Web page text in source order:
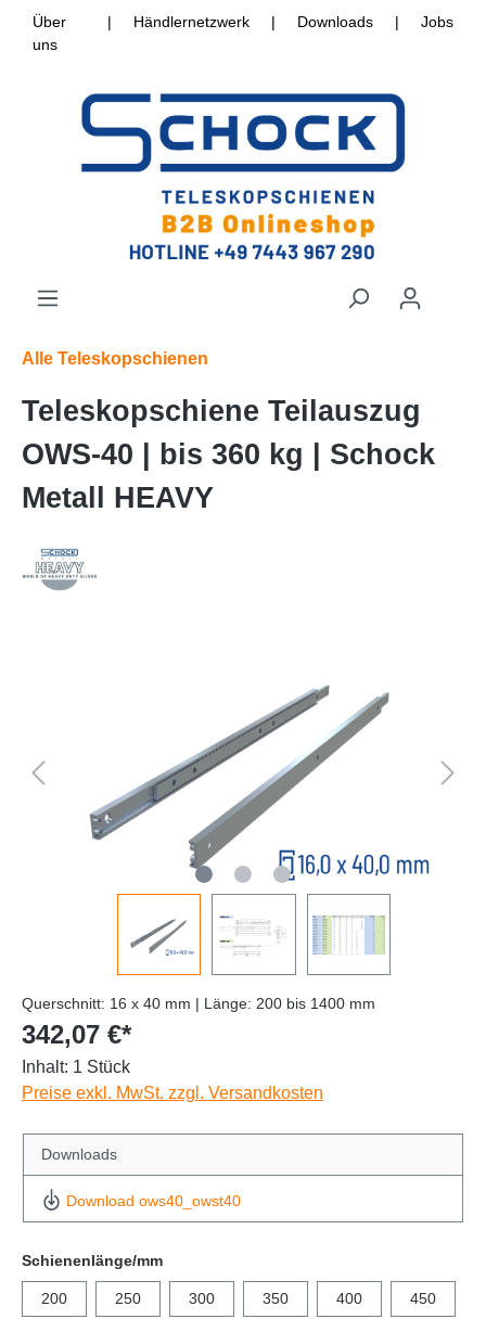
Über
uns
| Händlernetzwerk | Downloads | Jobs
Alle Teleskopschienen
Teleskopschiene Teilauszug
OWS-40 | bis 360 kg | Schock
Metall HEAVY
Querschnitt: 16 x 40 mm | Länge: 200 bis 1400 mm
342,07 €*
Inhalt: 1 Stück
Preise exkl. MwSt. zzgl. Versandkosten
Downloads
Download ows40_owst40
Schienenlänge/mm
200 250 300 350 400 450